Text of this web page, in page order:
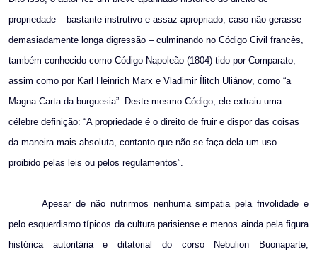
propriedade – bastante instrutivo e assaz apropriado, caso não gerasse
demasiadamente longa digressão – culminando no Código Civil francês,
também conhecido como Código Napoleão (1804) tido por Comparato,
assim como por Karl Heinrich Marx e Vladimir Ílitch Uliánov, como “a
Magna Carta da burguesia”. Deste mesmo Código, ele extraiu uma
célebre definição: “A propriedade é o direito de fruir e dispor das coisas
da maneira mais absoluta, contanto que não se faça dela um uso
proibido pelas leis ou pelos regulamentos”.
Apesar de não nutrirmos nenhuma simpatia pela frivolidade e
pelo esquerdismo típicos da cultura parisiense e menos ainda pela figura
histórica autoritária e ditatorial do corso Nebulion Buonaparte,